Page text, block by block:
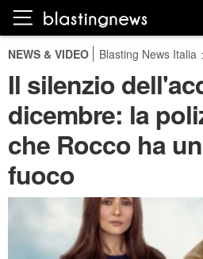
NEWS & VIDEO Blasting News Italia
Il silenzio
dicembre: la
che Rocco ha
fuoco